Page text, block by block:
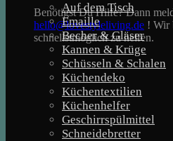
Benötigst Du Hilfe? Dann
hello@lovestyleliving.de ! Wir
schnellstmöglich zu helfen.
Auf dem Tisch
Emaille
Becher & Gläser
Kannen & Krüge
Schüsseln & Schalen
Küchendeko
Küchentextilien
Küchenhelfer
Geschirrspülmittel
Schneidebretter